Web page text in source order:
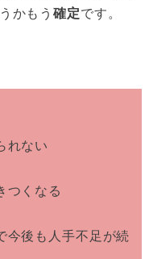
かもう確定です。
れない
つくなる
今後も人手不足が続